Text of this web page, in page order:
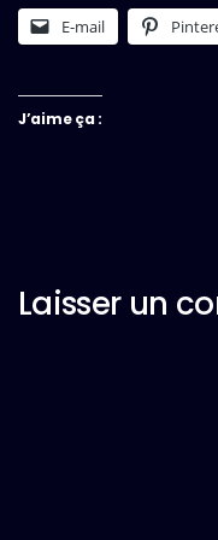
E-mail
J’aime ça :
Laisser un